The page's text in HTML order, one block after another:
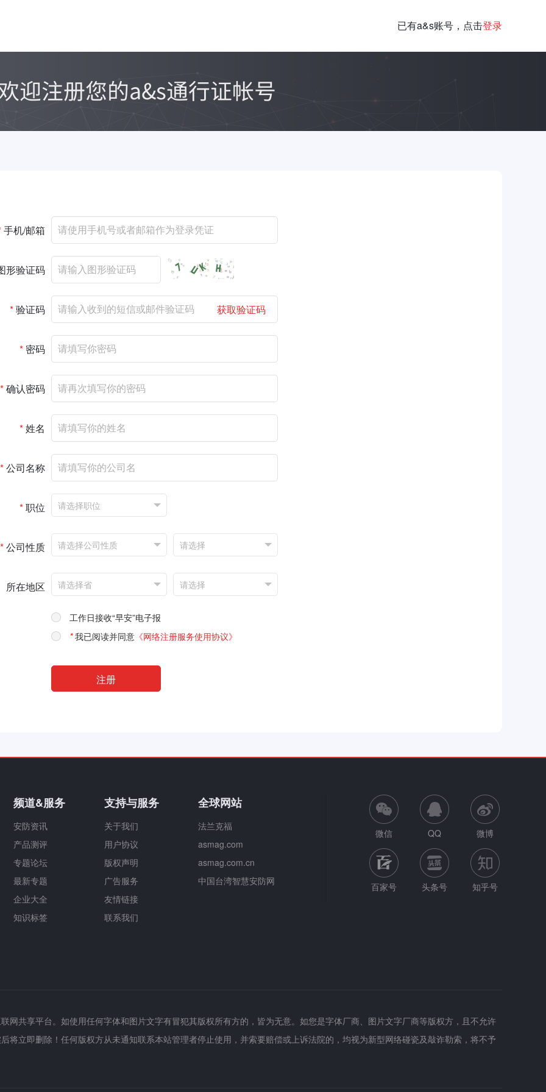
已有a&s账号，点击登录
手机/邮箱
形验证码
*验证码 获取验证码
* 密码
*确认密码
*姓名
*公司名称
*职位
*公司性质
所在地区
工作日接收“早安”电子报
*我已阅读并同意 《网络注册服务使用协议》
频道&服务
安防资讯
产品测评
专题论坛
最新专题
企业大全
知识标签
支持与服务
关于我们
用户协议
版权声明
广告服务
友情链接
联系我们
全球网站
法兰克福
asmag.com
asmag.com.cn
中国台湾智慧安防网
微信 QQ 微博
百家号 头条号 知乎号
网共享平台。如使用任何字体和图片文字有冒犯其版权所有方的，皆为无意。如您是字体厂商、图片文字厂商等版权方，且不允许
将立即删除！任何版权方从未通知联系本站管理者停止使用，并索要赔偿或上诉法院的，均视为新型网络碰瓷及敲诈勒索，将不予